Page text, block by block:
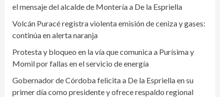
el mensaje del alcalde de Montería a De la Espriella
Volcán Puracé registra violenta emisión de ceniza y gases:
continúa en alerta naranja
Protesta y bloqueo en la vía que comunica a Purísima y
Momil por fallas en el servicio de energía
Gobernador de Córdoba felicita a De la Espriella en su
primer día como presidente y ofrece respaldo regional